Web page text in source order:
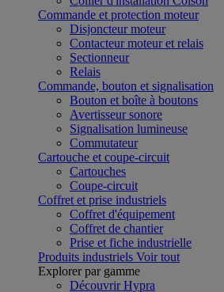
Commande et protection moteur
Disjoncteur moteur
Contacteur moteur et relais
Sectionneur
Relais
Commande, bouton et signalisation
Bouton et boîte à boutons
Avertisseur sonore
Signalisation lumineuse
Commutateur
Cartouche et coupe-circuit
Cartouches
Coupe-circuit
Coffret et prise industriels
Coffret d'équipement
Coffret de chantier
Prise et fiche industrielle
Produits industriels Voir tout
Explorer par gamme
Découvrir Hypra